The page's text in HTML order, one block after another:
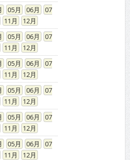
05 06
07
11
12
05 06
07
11
12
05 06
07
11
12
05 06
07
11
12
05 06
07
11
12
05 06
07
11
12